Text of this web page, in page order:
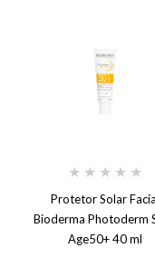
★ ★ ★ ★ ★
Protetor Solar
Bioderma Photoderm
Age50+ 40 ml